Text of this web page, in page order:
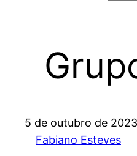
5 de outubro de 2023
Fabiano Esteves